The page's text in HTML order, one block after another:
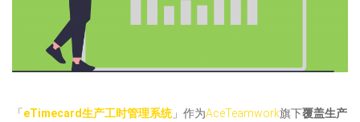
「 eTimecard生产工时管理系统」作为AceTeamwork旗下覆盖生产